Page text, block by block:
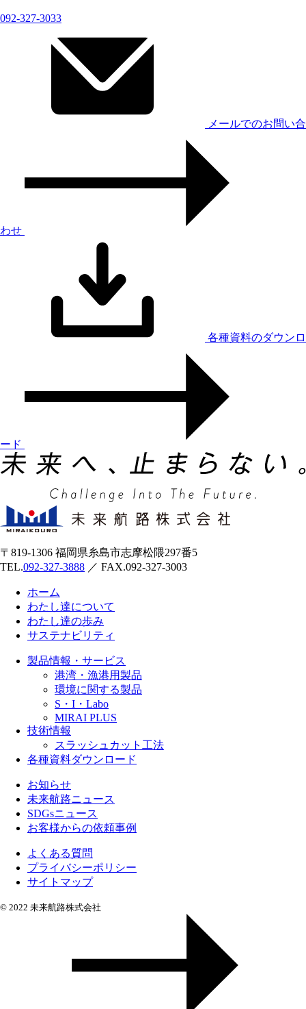
092-327-3033
メールでのお問い合
わせ
各種資料のダウンロ
ード
〒819-1306 福岡県糸島市志摩松隈297番5
TEL.092-327-3888 ／ FAX.092-327-3003
ホーム
わたし達について
わたし達の歩み
サステナビリティ
製品情報・サービス
港湾・漁港用製品
環境に関する製品
S・I・Labo
MIRAI PLUS
技術情報
スラッシュカット工法
各種資料ダウンロード
お知らせ
未来航路ニュース
SDGsニュース
お客様からの依頼事例
よくある質問
プライバシーポリシー
サイトマップ
© 2022 未来航路株式会社